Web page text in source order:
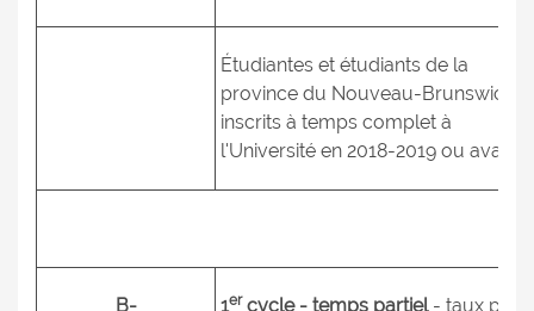
Étudiantes et étudiants de la
province du Nouveau-Brunswick
inscrits à temps complet à
l'Université en 2018-2019 ou avant).
B- 1ercycle - temps partiel- taux par